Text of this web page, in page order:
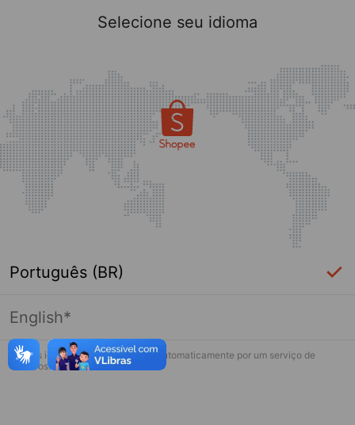
Página indisponível
Desculpe, algo deu errado. Faça login
Selecione seu idioma
Português (BR)
English*
* Esses idiomas serão traduzidos automaticamente por um serviço de
terceiros.